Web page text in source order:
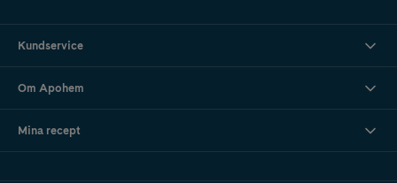
Kundservice
Om Apohem
Mina recept